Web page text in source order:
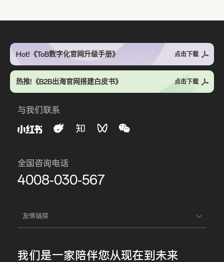
Hot!《ToB数字化官网升级手册》 点击下载
热推!《B2B出海官网搭建白皮书》 点击下载
与我们联系
全国咨询电话
4008-030-567
友情链接
我们是一家陪伴您从现在到未来